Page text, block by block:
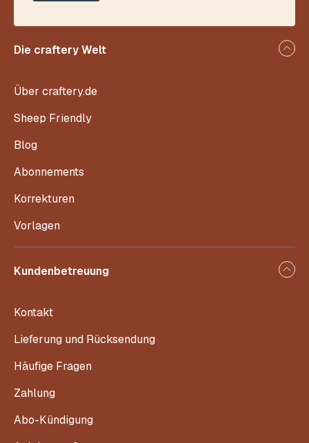
Die craftery Welt
Über craftery.de
Sheep Friendly
Blog
Abonnements
Korrekturen
Vorlagen
Kundenbetreuung
Kontakt
Lieferung und Rücksendung
Häufige Fragen
Zahlung
Abo-Kündigung